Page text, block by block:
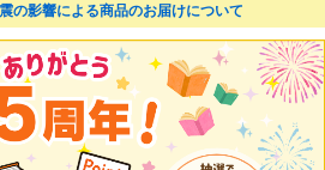
の影響による商品のお届けについて